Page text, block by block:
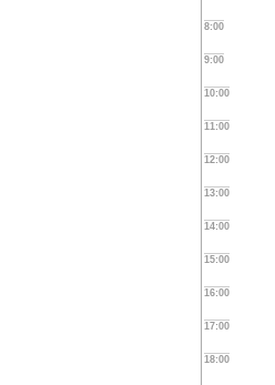
8:00
9:00
10:00
11:00
12:00
13:00
14:00
15:00
16:00
17:00
18:00